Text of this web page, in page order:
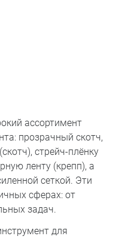
ассортимент
прозрачный скотч,
стрейч-плёнку
ленту (крепп), а
сеткой. Эти
сферах: от
задач.
для